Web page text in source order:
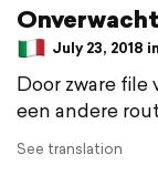
July 23, 2018
Door zware file
een andere
See translation